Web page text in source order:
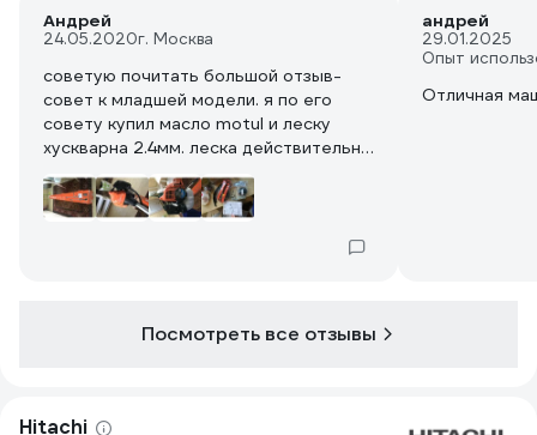
Андрей
24.05.2020г. Москва
советую почитать большой отзыв-
совет к младшей модели. я по его
совету купил масло motul и леску
хускварна 2.4мм. леска действительно
классная - не клинит механизм
выпуска как штатная
и да, в комплекте есть головка для
лески и лезвие - из описания товара
андрей
29.01.2025
Опыт
Отличная
Посмотреть все отзывы
Hitachi